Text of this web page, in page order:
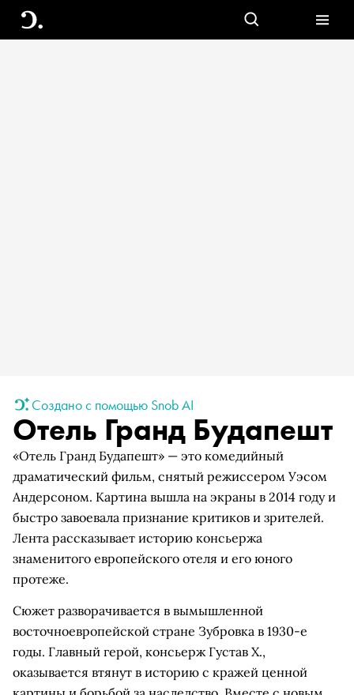
Создано с помощью Snob AI
Отель Гранд Будапешт
«Отель Гранд Будапешт» — это комедийный
драматический фильм, снятый режиссером Уэсом
Андерсоном. Картина вышла на экраны в 2014 году и
быстро завоевала признание критиков и зрителей.
Лента рассказывает историю консьержа
знаменитого европейского отеля и его юного
протеже.
Сюжет разворачивается в вымышленной
восточноевропейской стране Зубровка в 1930-е
годы. Главный герой, консьерж Густав Х.,
оказывается втянут в историю с кражей ценной